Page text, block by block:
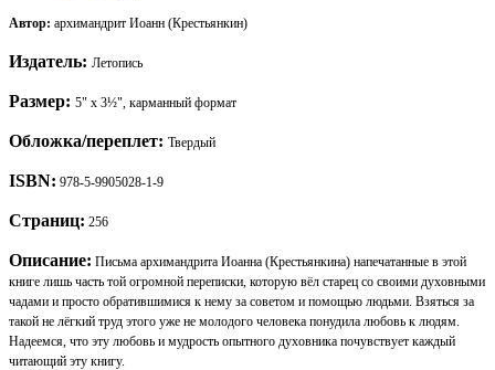
Автор: архимандрит Иоанн (Крестьянкин)
Издатель: Летопись
Размер: 5" x 3½", карманный формат
Обложка/переплет: Твердый
ISBN: 978-5-9905028-1-9
Страниц: 256
Описание: Письма архимандрита Иоанна (Крестьянкина) напечатанные в этой
книге лишь часть той огромной переписки, которую вёл старец со своими духовными
чадами и просто обратившимися к нему за советом и помощью людьми. Взяться за
такой не лёгкий труд этого уже не молодого человека понудила любовь к людям.
Надеемся, что эту любовь и мудрость опытного духовника почувствует каждый
читающий эту книгу.